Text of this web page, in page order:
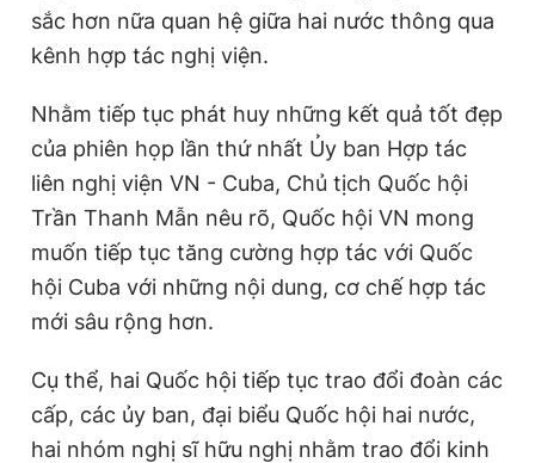
sắc hơn nữa quan hệ giữa hai nước thông qua
kênh hợp tác nghị viện.
Nhằm tiếp tục phát huy những kết quả tốt đẹp
của phiên họp lần thứ nhất Ủy ban Hợp tác
liên nghị viện VN - Cuba, Chủ tịch Quốc hội
Trần Thanh Mẫn nêu rõ, Quốc hội VN mong
muốn tiếp tục tăng cường hợp tác với Quốc
hội Cuba với những nội dung, cơ chế hợp tác
mới sâu rộng hơn.
Cụ thể, hai Quốc hội tiếp tục trao đổi đoàn các
cấp, các ủy ban, đại biểu Quốc hội hai nước,
hai nhóm nghị sĩ hữu nghị nhằm trao đổi kinh